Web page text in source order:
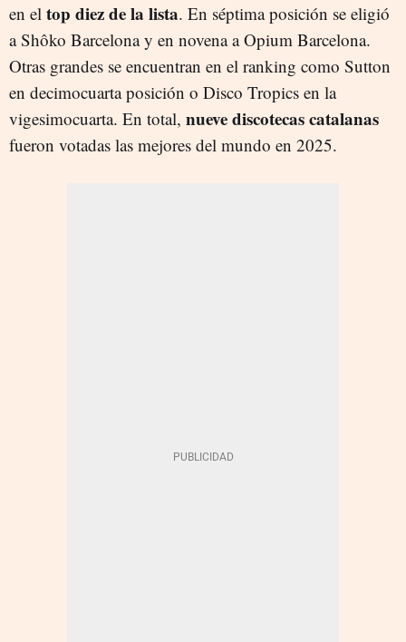
en el top diez de la lista. En séptima posición se eligió
a Shôko Barcelona y en novena a Opium Barcelona.
Otras grandes se encuentran en el ranking como Sutton
en decimocuarta posición o Disco Tropics en la
vigesimocuarta. En total, nueve discotecas catalanas
fueron votadas las mejores del mundo en 2025.